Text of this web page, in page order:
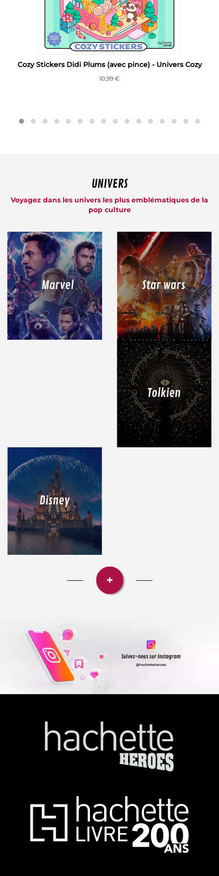
Cozy Stickers Didi Plums (avec pince) - Univers Cozy
10,99 €
UNIVERS
Voyagez dans les univers les plus emblématiques de la
pop culture